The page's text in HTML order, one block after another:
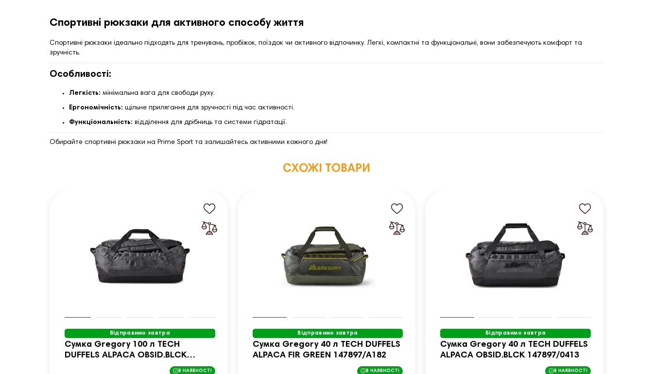
Спортивні рюкзаки для активного способу життя
Спортивні рюкзаки ідеально підходять для тренувань, пробіжок, поїздок чи активного відпочинку. Легкі, компактні та функціональні, вони забезпечують комфорт та
зручність.
Особливості:
Легкість: мінімальна вага для свободи руху.
Ергономічність: щільне прилягання для зручності під час активності.
Функціональність: відділення для дрібниць та системи гідратації.
Обирайте спортивні рюкзаки на Prime Sport та залишайтесь активними кожного дня!
СХОЖІ ТОВАРИ
Відправимо завтра
Cумка Gregory 100 л TECH
DUFFELS ALPACA OBSID.BLCK
В НАЯВНОСТІ
Відправимо завтра
Сумка Gregory 40 л TECH DUFFELS
ALPACA FIR GREEN 147897/A182
В НАЯВНОСТІ
Відправимо завтра
Сумка Gregory 40 л TECH DUFFELS
ALPACA OBSID.BLCK 147897/0413
В НАЯВНОСТІ